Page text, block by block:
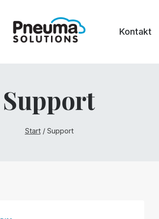
Kontakt
Support
Start / Support